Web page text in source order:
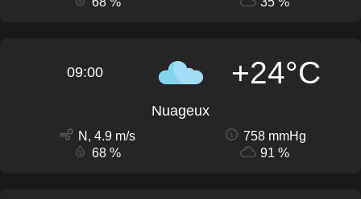
09:00 +24°C
Nuageux
N, 4.9 m/s
758 mmHg
68 %
91 %